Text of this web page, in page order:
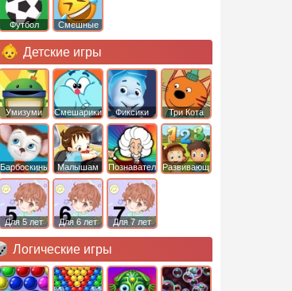
Футбол Смешные
Детские игры
Умизуми Смешарики Фиксики Три Кота
Барбоскины Малышам ПознавательныеРазвивающие
Для 5 лет Для 6 лет Для 7 лет
Логические игры